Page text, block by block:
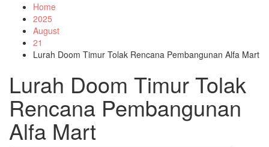
Home
2025
August
21
Lurah Doom Timur Tolak Rencana Pembangunan Alfa Mart
Lurah Doom Timur Tolak
Rencana Pembangunan
Alfa Mart